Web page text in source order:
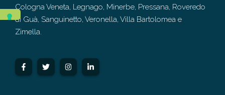
Cologna Veneta, Legnago, Minerbe, Pressana, Roveredo
di Guà, Sanguinetto, Veronella, Villa Bartolomea e
Zimella.